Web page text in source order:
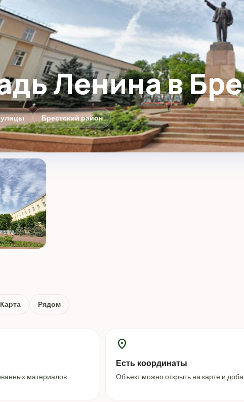
Ленина в
улицы Брестский район
Карта Рядом
материалов
location_on
Есть координаты
Объект можно открыть на карте и